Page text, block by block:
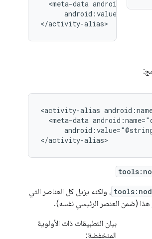
<meta-data
</activity-alias>
<activity-alias
<meta-data
</activity-alias>
، ولكنه يزيل كل العناصر التي
هذا (ضمن العنصر الرئيسي نفسه).
بيان التطبيقات ذات الأولوية
المنخفضة: